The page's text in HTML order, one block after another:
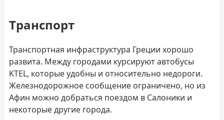
Транспорт
Транспортная инфраструктура Греции хорошо
развита. Между городами курсируют автобусы
KTEL, которые удобны и относительно недороги.
Железнодорожное сообщение ограничено, но из
Афин можно добраться поездом в Салоники и
некоторые другие города.